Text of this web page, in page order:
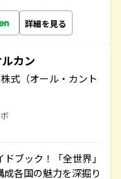
詳細を見る
カン
式（オール・カント
ブック！「全世界」
各国の魅力を深掘り